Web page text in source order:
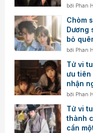
bởi Phan
Chòm
Dương
bỏ
bởi Phan
Tử vi
ưu tiên
nhận
bởi Phan
Tử vi
thành
cần